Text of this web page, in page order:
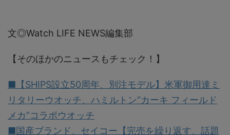
文◎Watch LIFE NEWS編集部
【そのほかのニュースもチェック！】
■【SHIPS設立50周年、別注モデル】米軍御用達ミ
リタリーウオッチ、ハミルトン“カーキ フィールド
メカ”コラボウオッチ
■国産ブランド、セイコー【完売を繰り返す、話題